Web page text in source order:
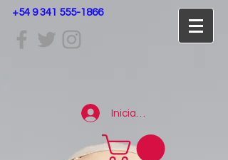
+54 9 341 555-1866
Iniciar sesión